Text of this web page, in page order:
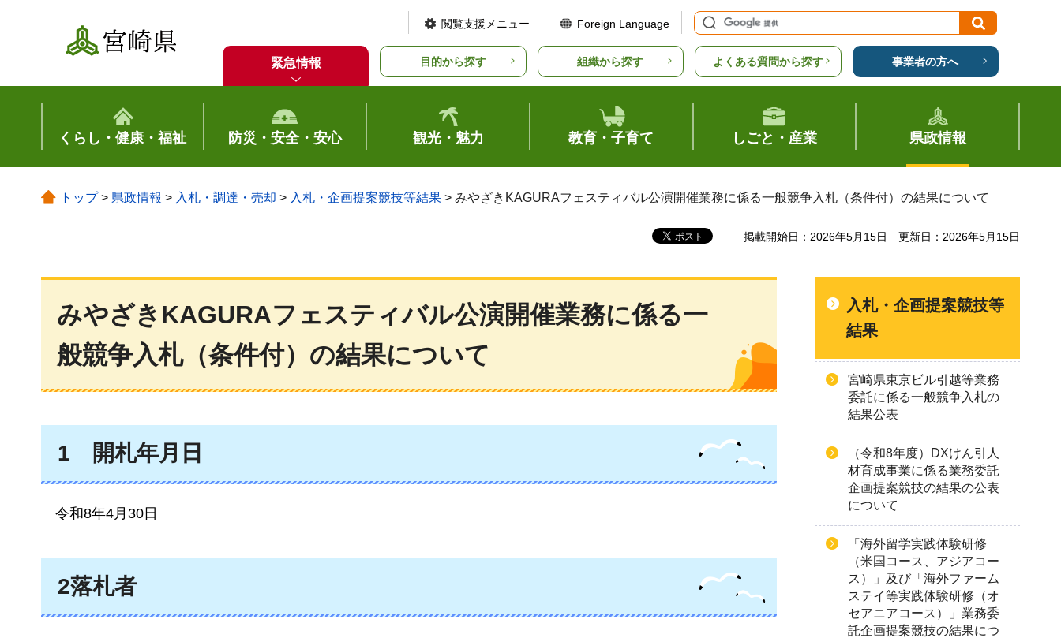
宮崎県
閲覧支援メニュー Foreign Language
緊急情報 目的から探す 組織から探す よくある質問から探す 事業者の方へ
くらし・健康・福祉 防災・安全・安心 観光・魅力 教育・子育て しごと・産業 県政情報
トップ> 県政情報 > 入札・調達・売却 > 入札・企画提案競技等結果 > みやざきKAGURAフェスティバル公演開催業務に係る一般競争入札（条件付）の結果について
掲載開始日：2026年5月15日 更新日：2026年5月15日
みやざきKAGURAフェスティバル公演開催業務に係る一
般競争入札（条件付）の結果について
1 開札年月日
令和8年4月30日
2落札者
入札・企画提案競技等
結果
宮崎県東京ビル引越等業務
委託に係る一般競争入札の
結果公表
（令和8年度）DXけん引人
材育成事業に係る業務委託
企画提案競技の結果の公表
について
「海外留学実践体験研修
（米国コース、アジアコー
ス）」及び「海外ファーム
ステイ等実践体験研修（オ
セアニアコース）」業務委
託企画提案競技の結果につ